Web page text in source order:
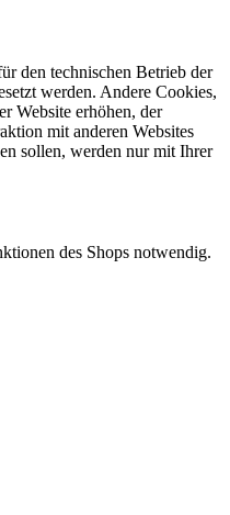
den technischen Betrieb der
werden. Andere Cookies,
Website erhöhen, der
mit anderen Websites
sollen, werden nur mit Ihrer
des Shops notwendig.